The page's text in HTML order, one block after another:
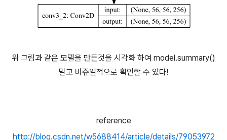
위 그림과 같은 모델을 만든것을 시각화 하여 model.summary()
말고 비쥬얼적으로 확인할 수 있다!
reference
http://blog.csdn.net/w5688414/article/details/79053972